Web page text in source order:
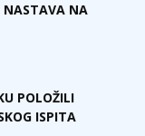
NASTAVA NA
POLOŽILI
ISPITA